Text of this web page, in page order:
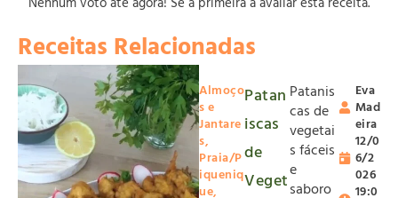
Receitas Relacionadas
Almoço
s e
Jantare
s,
Praia/P
iqueniq
ue,
Patan
iscas
de
Veget
Patanis
cas de
vegetai
s fáceis
e
saboro
Eva
Mad
eira
12/0
6/2
026
19:0